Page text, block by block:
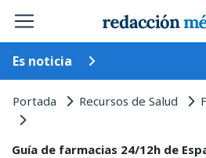
Es noticia
Portada Recursos de Salud
Guía de farmacias 24/12h de